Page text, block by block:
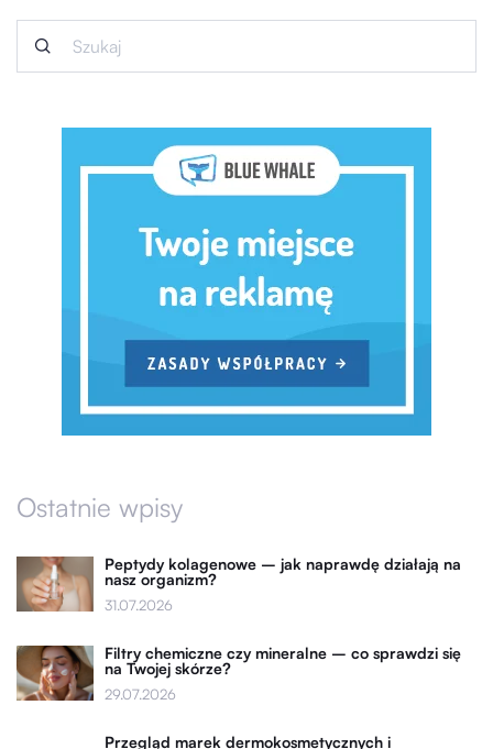
Ostatnie wpisy
Peptydy kolagenowe – jak naprawdę działają na
nasz organizm?
31.07.2026
Filtry chemiczne czy mineralne – co sprawdzi się
na Twojej skórze?
29.07.2026
Przegląd marek dermokosmetycznych i